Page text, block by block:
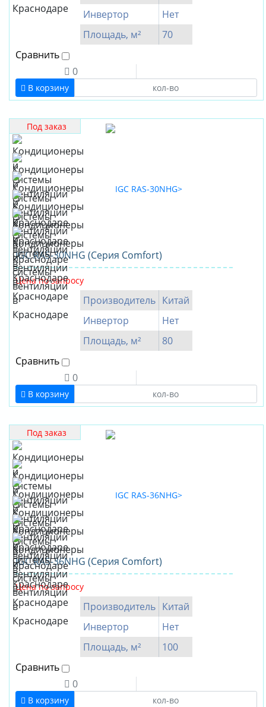
Малайзия Инвертор
Нет
Площадь, м²
70
Сравнить
0
В корзину
Под заказ
IGC RAS-30NHG (Серия Comfort)
Цена по запросу
Производитель Китай
Инвертор
Нет
Площадь, м²
80
Сравнить
0
В корзину
Под заказ
IGC RAS-36NHG (Серия Comfort)
Цена по запросу
Производитель Китай
Инвертор
Нет
Площадь, м²
100
Сравнить
0
В корзину